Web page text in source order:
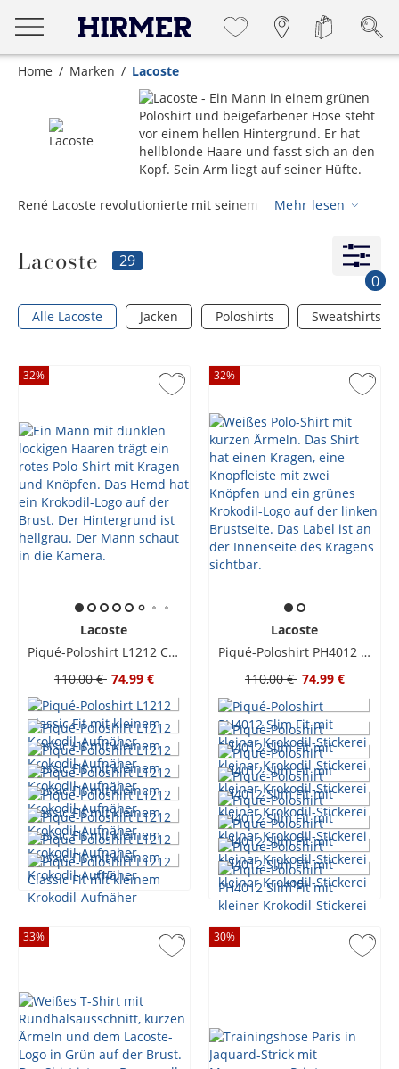
Home Marken Lacoste
René Lacoste revolutionierte mit seinem Label die
Mannes. Das Markenzeichen von Lacoste ist ein Krokodil. Es
verweist auf René Lacostes Spitznamen, den er erlangte,
Mehr lesen
Lacoste
29
0
Alle Lacoste Jacken Poloshirts Sweatshirts
32%
Lacoste
Piqué-Poloshirt L1212 Classic Fit mit kleinem Krokodil-Aufnäher
110,00 € 74,99 €
+15
32%
Lacoste
Piqué-Poloshirt PH4012 Slim Fit mit kleiner Krokodil-Stickerei
110,00 € 74,99 €
+15
33% 30%